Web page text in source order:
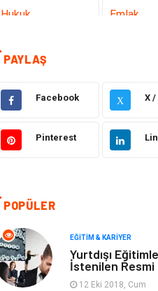
Hukuk Emlak
Otomotiv
Giyim
Ev Dekorasyon
PAYLAŞ
Facebook X X
Pinterest
POPÜLER
EĞITIM & KARIYER
Yurtdışı
İstenilen
12 Eki 2018, Cum